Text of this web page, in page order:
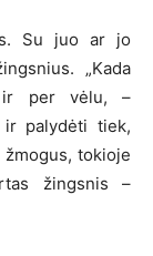
Su juo ar jo
„Kada
ir per vėlu, –
ir palydėti tiek,
tokioje
žingsnis –